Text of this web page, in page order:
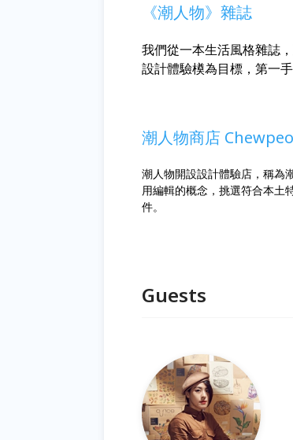
《潮人物》雜誌
我們從一本生活風格雜誌
設計體驗橂為目標，第一手
潮人物商店
潮人物開設設計體驗店，稱為
用編輯的概念，挑選符合本土
件。
Guests